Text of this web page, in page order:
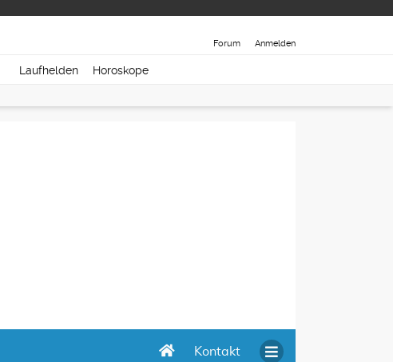
Forum Anmelden
Laufhelden Horoskope
Kontakt